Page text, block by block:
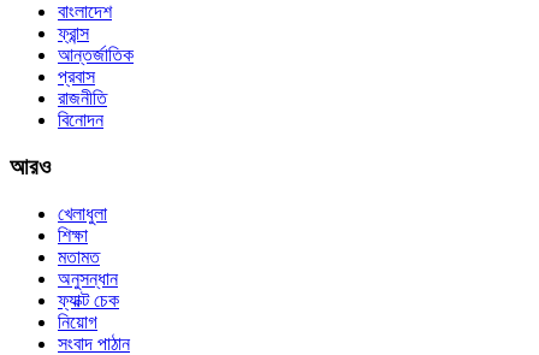
বাংলাদেশ
ফ্রান্স
আন্তর্জাতিক
প্রবাস
রাজনীতি
বিনোদন
আরও
খেলাধুলা
শিক্ষা
মতামত
অনুসন্ধান
ফ্যাক্ট চেক
নিয়োগ
সংবাদ পাঠান